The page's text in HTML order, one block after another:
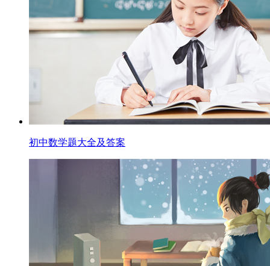
初中数学题大全及答案